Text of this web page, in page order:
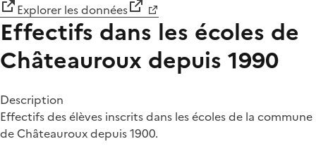
Explorer les données
Effectifs dans les écoles de
Châteauroux depuis 1990
Description
Effectifs des élèves inscrits dans les écoles de la commune
de Châteauroux depuis 1900.